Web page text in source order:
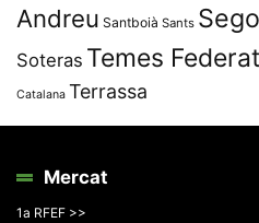
Andreu Santboià Sants
Soteras Temes
Catalana Terrassa
Mercat
1a RFEF >>